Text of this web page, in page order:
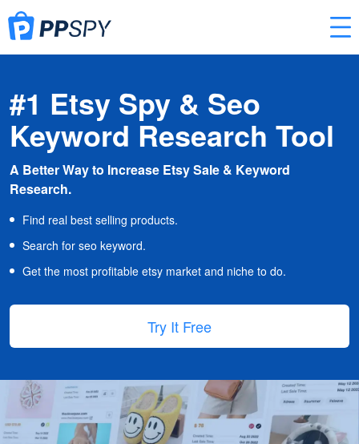
#1 Etsy Spy & Seo
Keyword Research Tool
A Better Way to Increase Etsy Sale & Keyword
Research.
Find real best selling products.
Search for seo keyword.
Get the most profitable etsy market and niche to do.
Try It Free